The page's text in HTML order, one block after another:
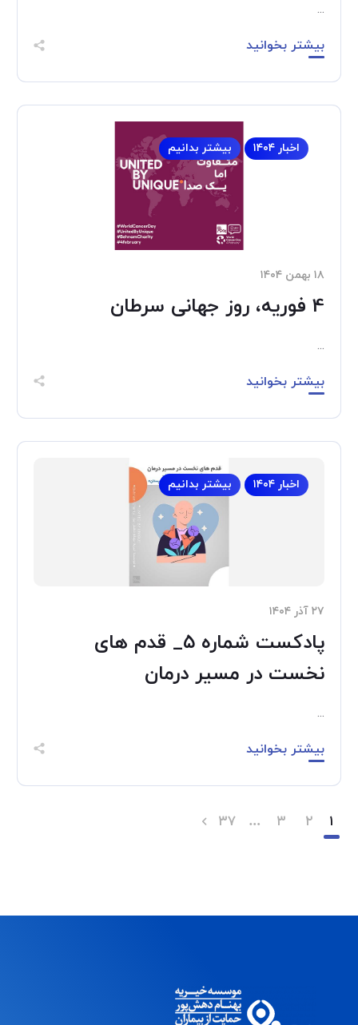
...
بیشتر بخوانید
اخبار ۱۴۰۴ بیشتر بدانیم
۱۸ بهمن ۱۴۰۴
4 فوریه، روز جهانی سرطان
...
بیشتر بخوانید
اخبار ۱۴۰۴ بیشتر بدانیم
۲۷ آذر ۱۴۰۴
پادکست شماره ۵_ قدم های
نخست در مسیر درمان
...
بیشتر بخوانید
۱ ۲ ۳ … ۳۷